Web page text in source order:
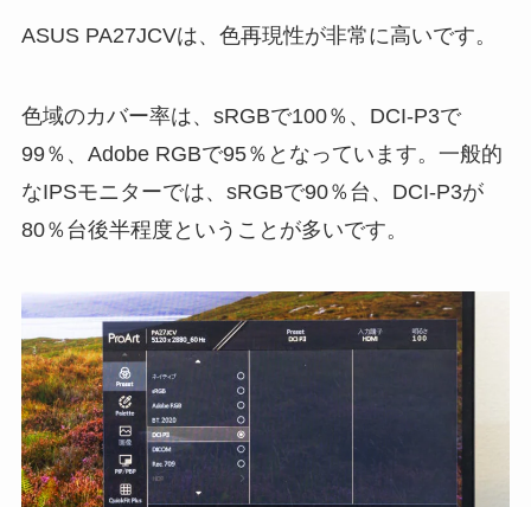
ASUS PA27JCVは、色再現性が非常に高いです。
色域のカバー率は、sRGBで100％、DCI-P3で
99％、Adobe RGBで95％となっています。一般的
なIPSモニターでは、sRGBで90％台、DCI-P3が
80％台後半程度ということが多いです。